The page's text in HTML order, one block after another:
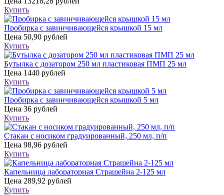
Купить
Пробирка с завинчивающейся крышкой 15 мл
Цена 50,90 рублей
Купить
Бутылка с дозатором 250 мл пластиковая ПМП 25 мл
Цена 1440 рублей
Купить
Пробирка с завинчивающейся крышкой 5 мл
Цена 36 рублей
Купить
Стакан с носиком градуированный, 250 мл, п/п
Цена 98,96 рублей
Купить
Капельница лабораторная Страшейна 2-125 мл
Цена 289,92 рублей
Купить